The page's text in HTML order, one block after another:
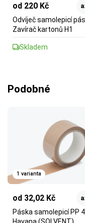
od 220 Kč
Odvíječ samolepicí
Zavírač kartonů H1
Skladem
Podobné
1 varianta
od 32,02 Kč
Páska samolepicí PP
Havana (SOLVENT)